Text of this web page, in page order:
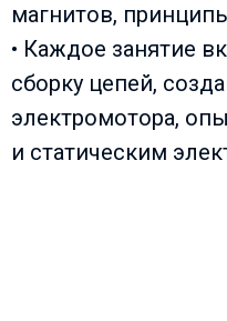
магнитов,
• Каждое занятие
сборку цепей,
электромотора,
и статическим